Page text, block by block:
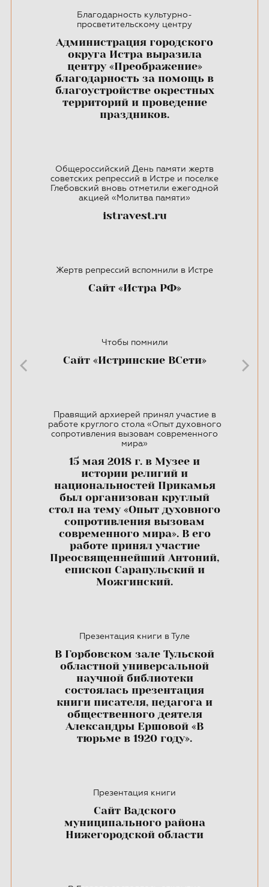
Благодарность культурно-
просветительскому центру
Администрация городского
округа Истра выразила
центру «Преображение»
благодарность за помощь в
благоустройстве окрестных
территорий и проведение
праздников.
Общероссийский День памяти жертв
советских репрессий в Истре и поселке
Глебовский вновь отметили ежегодной
акцией «Молитва памяти»
istravest.ru
Жертв репрессий вспомнили в Истре
Сайт «Истра РФ»
Чтобы помнили
Сайт «Истринские ВСети»
Правящий архиерей принял участие в
работе круглого стола «Опыт духовного
сопротивления вызовам современного
мира»
15 мая 2018 г. в Музее и
истории религий и
национальностей Прикамья
был организован круглый
стол на тему «Опыт духовного
сопротивления вызовам
современного мира». В его
работе принял участие
Преосвященнейший Антоний,
епископ Сарапульский и
Можгинский.
Презентация книги в Туле
В Горбовском зале Тульской
областной универсальной
научной библиотеки
состоялась презентация
книги писателя, педагога и
общественного деятеля
Александры Ершовой «В
тюрьме в 1920 году».
Презентация книги
Сайт Вадского
муниципального района
Нижегородской области